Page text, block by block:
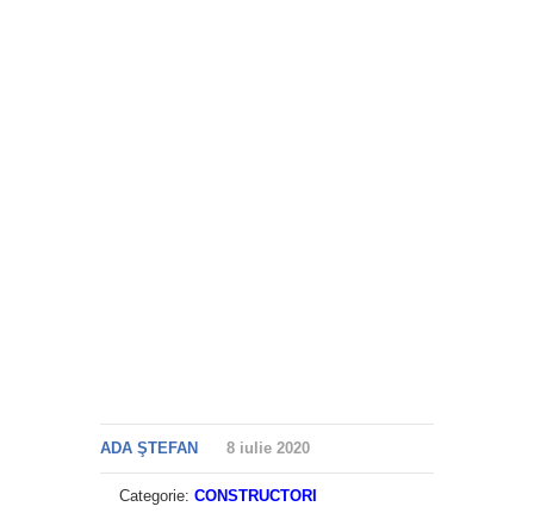
ADA ŞTEFAN 8 iulie 2020
Categorie: CONSTRUCTORI